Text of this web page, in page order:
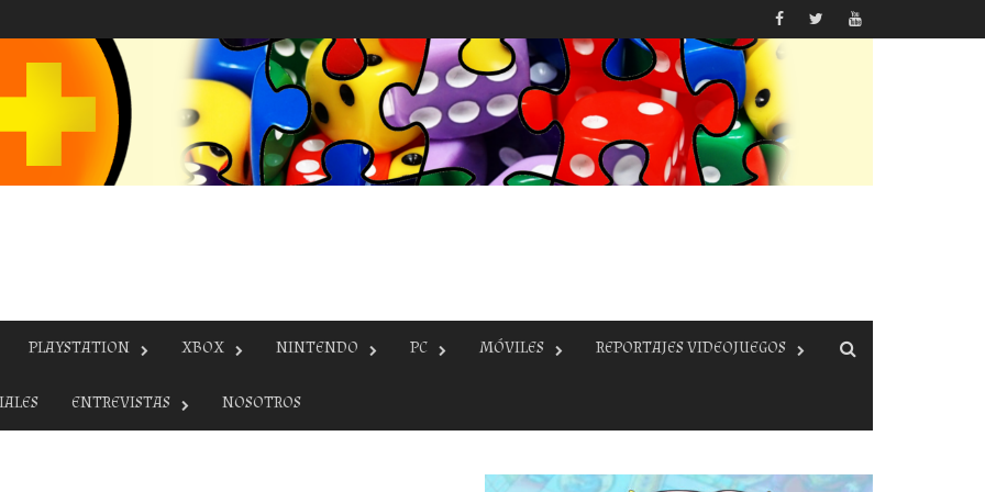
PLAYSTATION XBOX NINTENDO PC MÓVILES REPORTAJES VIDEOJUEGOS
ENTREVISTAS NOSOTROS